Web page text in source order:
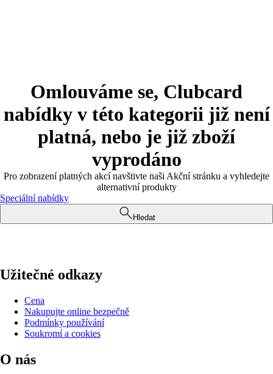
Omlouváme se, Clubcard
nabídky v této kategorii již není
platná, nebo je již zboží
vyprodáno
Pro zobrazení platných akcí navštivte naši Akční stránku a vyhledejte
alternativní produkty
Speciální nabídky
Hledat
Užitečné odkazy
Cena
Nakupujte online bezpečně
Podmínky používání
Soukromí a cookies
O nás